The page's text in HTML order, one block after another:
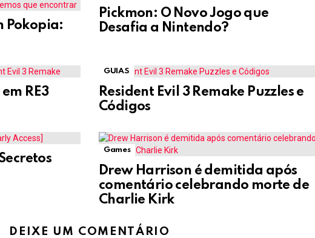
Pokopia:
Pickmon: O Novo Jogo que
Desafia a Nintendo?
RE3
GUIAS
Resident Evil 3 Remake Puzzles e
Códigos
Games
Drew Harrison é demitida após
comentário celebrando morte de
Charlie Kirk
DEIXE UM COMENTÁRIO